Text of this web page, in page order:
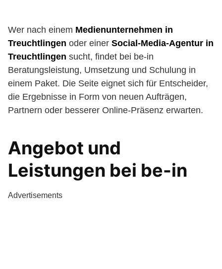
Wer nach einem Medienunternehmen in
Treuchtlingen oder einer Social-Media-Agentur in
Treuchtlingen sucht, findet bei be-in
Beratungsleistung, Umsetzung und Schulung in
einem Paket. Die Seite eignet sich für Entscheider,
die Ergebnisse in Form von neuen Aufträgen,
Partnern oder besserer Online-Präsenz erwarten.
Angebot und
Leistungen bei be-in
Advertisements